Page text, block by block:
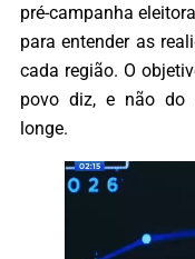
pré-campanha
para entender as
cada região. O
povo diz, e não do
longe.